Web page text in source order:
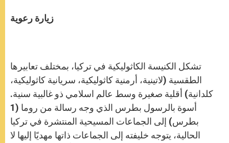
زيارة رعوية
تشكل الكنيسة الكاثوليكية في تركيا، بمختلف تعابيرها
الطقسية (لاتينية، أرمنية كاثوليكية، سريانية كاثوليكية،
كلدانية) أقلية صغيرة وسط عالم اسلامي ذو غالبية سنية.
أسوة بالرسول بطرس الذي وجه رسالة من روما (1
بطرس) إلى الجماعات المسيحية المنتشرة في تركيا
الحالية، يتوجه خليفته إلى الجماعات ذاتها مهديًا إليها لا